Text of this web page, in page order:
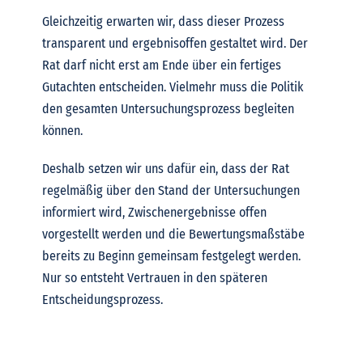
Gleichzeitig erwarten wir, dass dieser Prozess
transparent und ergebnisoffen gestaltet wird. Der
Rat darf nicht erst am Ende über ein fertiges
Gutachten entscheiden. Vielmehr muss die Politik
den gesamten Untersuchungsprozess begleiten
können.
Deshalb setzen wir uns dafür ein, dass der Rat
regelmäßig über den Stand der Untersuchungen
informiert wird, Zwischenergebnisse offen
vorgestellt werden und die Bewertungsmaßstäbe
bereits zu Beginn gemeinsam festgelegt werden.
Nur so entsteht Vertrauen in den späteren
Entscheidungsprozess.